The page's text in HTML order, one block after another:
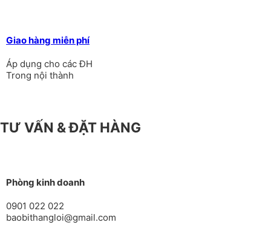
Giao hàng miễn phí
Áp dụng cho các ĐH
Trong nội thành
TƯ VẤN & ĐẶT HÀNG
Phòng kinh doanh
0901 022 022
baobithangloi@gmail.com